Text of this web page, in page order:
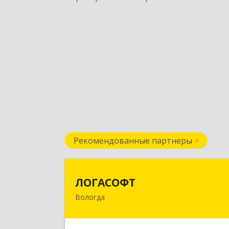
Рекомендованные партнеры
ЛОГАСОФТ
Вологда
160002, Вологодская обл, Вологда г,